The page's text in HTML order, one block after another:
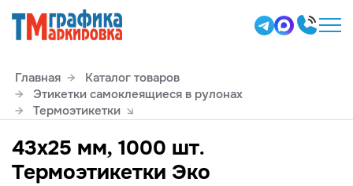
Главная
Каталог товаров
Этикетки самоклеящиеся в рулонах
Термоэтикетки
43х25 мм, 1000 шт.
Термоэтикетки Эко